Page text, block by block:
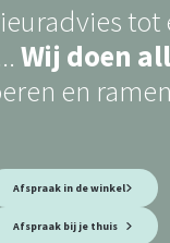
tot
Wij doen
en
Afspraak in de winkel
Afspraak bij je thuis